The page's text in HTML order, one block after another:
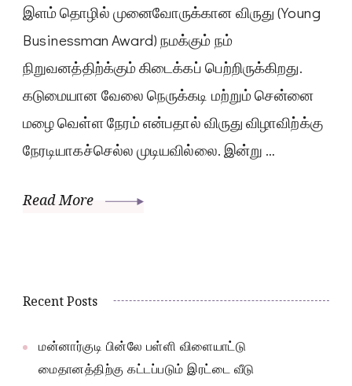
இளம் தொழில் முனைவோருக்கான விருது (Young
Businessman Award) நமக்கும் நம்
நிறுவனத்திற்க்கும் கிடைக்கப் பெற்றிருக்கிறது.
கடுமையான வேலை நெருக்கடி மற்றும் சென்னை
மழை வெள்ள நேரம் என்பதால் விருது விழாவிற்க்கு
நேரடியாகச்செல்ல முடியவில்லை. இன்று …
Read More
Recent Posts
மன்னார்குடி பின்லே பள்ளி விளையாட்டு
மைதானத்திற்கு கட்டப்படும் இரட்டை வீடு